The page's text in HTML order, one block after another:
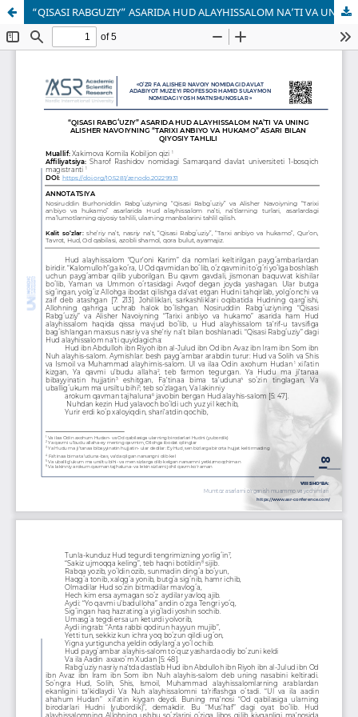
“QISASI RABGʻUZIY” ASARIDA HUD ALAYHISSALOM NA’TI VA UNING ALISHER NAVOIYNING “TARIXI ANBIYO VA HUKAMO” ASARI BILAN QIYOSIY TAHLILI